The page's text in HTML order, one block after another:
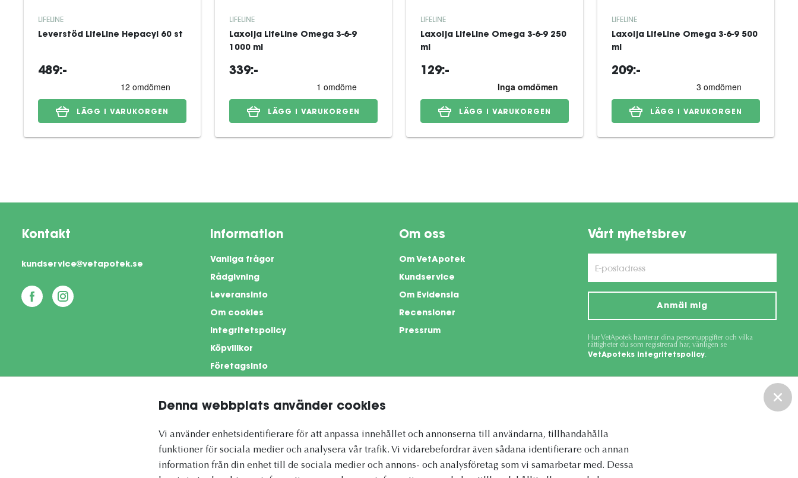
Denna webbplats använder cookies
Vi använder enhetsidentifierare för att anpassa innehållet och annonserna till användarna, tillhandahålla
funktioner för sociala medier och analysera vår trafik. Vi vidarebefordrar även sådana identifierare och annan
information från din enhet till de sociala medier och annons- och analysföretag som vi samarbetar med. Dessa
LIFELINE
Leverstöd LifeLine Hepacyl 60 st
489:-
LÄGG I VARUKORGEN
LIFELINE
Laxolja LifeLine Omega 3-6-9
1000 ml
339:-
LÄGG I VARUKORGEN
LIFELINE
Laxolja LifeLine Omega 3-6-9 250
ml
129:-
LÄGG I VARUKORGEN
LIFELINE
Laxolja LifeLine Omega 3-6-9 500
ml
209:-
LÄGG I VARUKORGEN
Kontakt
kundservice@vetapotek.se
Information
Vanliga frågor
Rådgivning
Leveransinfo
Om cookies
Integritetspolicy
Köpvillkor
Företagsinfo
Om oss
Om VetApotek
Kundservice
Om Evidensia
Recensioner
Pressrum
Vårt nyhetsbrev
Anmäl mig
Hur VetApotek hanterar dina personuppgifter och vilka
rättigheter du som registrerad har, vänligen se
VetApoteks integritetspolicy.
This site is protected by reCAPTCHA and the Google